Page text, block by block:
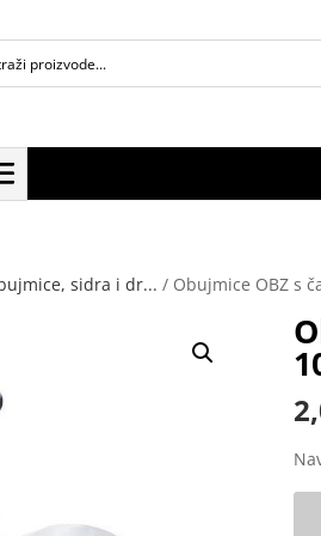
sidra i dr... / Obujmice OBZ s